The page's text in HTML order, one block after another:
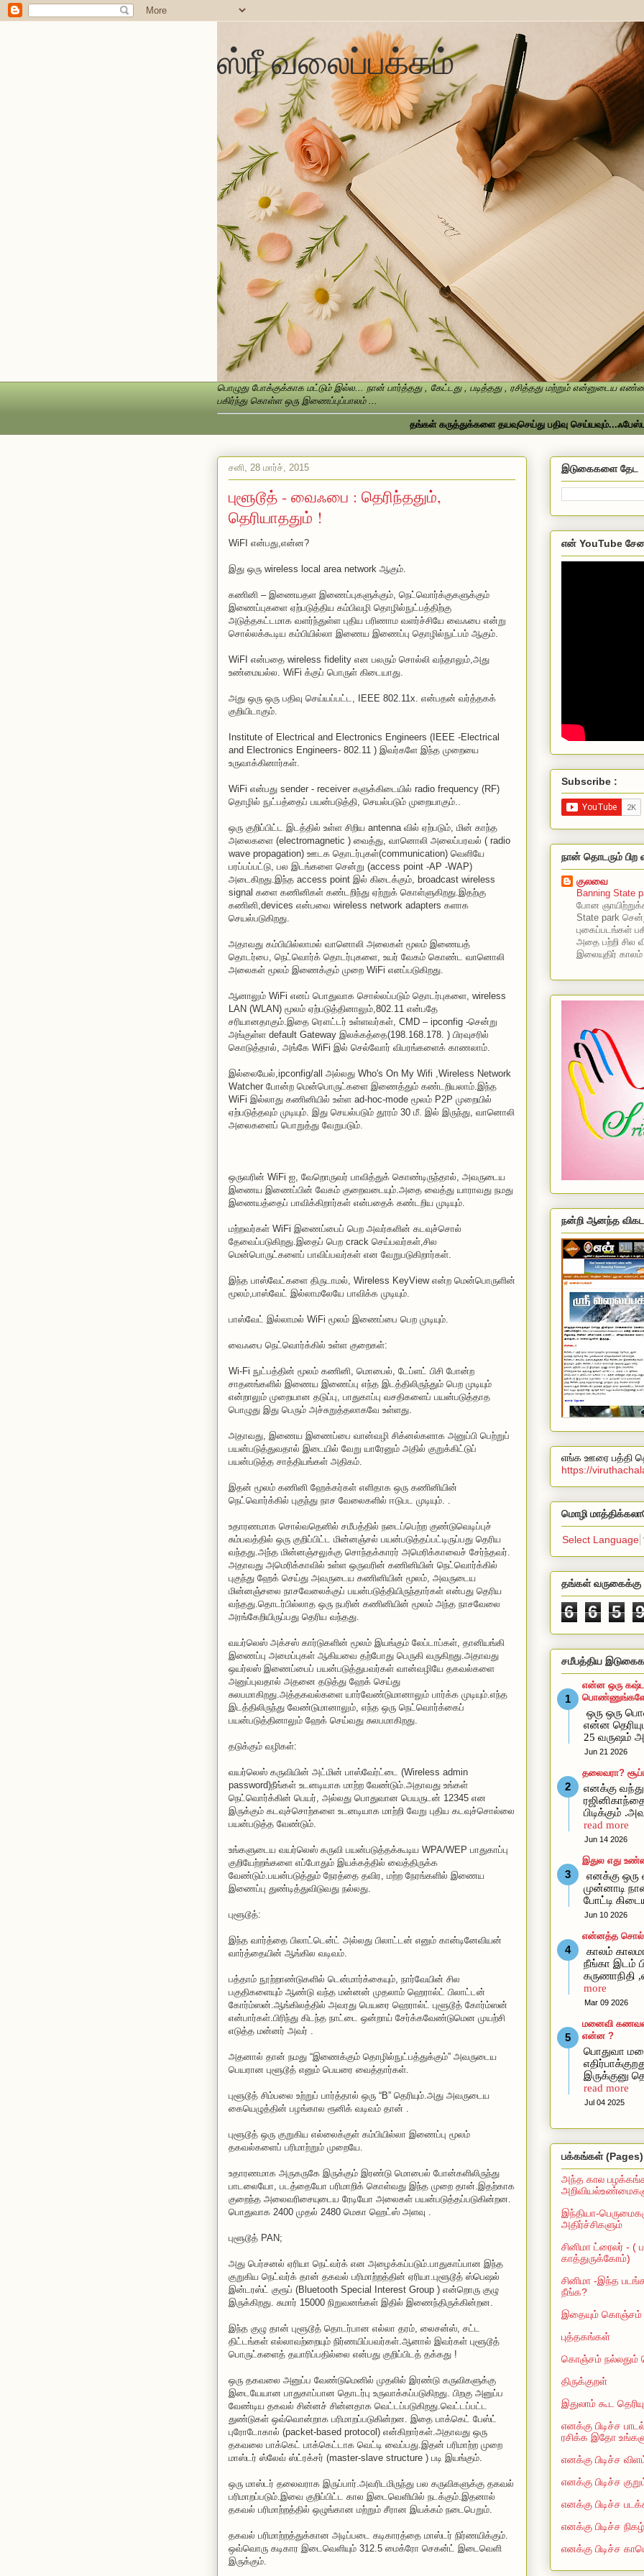
ஸ்ரீ வலைப்பக்கம்
பொழுது போக்குக்காக மட்டும் இல்ல... நான் பார்த்தது , கேட்டது , படித்தது , ரசித்தது மற்றும் என்னுடைய
பகிர்ந்து கொள்ள ஒரு இணைப்புப்பாலம் ...
தங்கள் கருத்துக்களை தயவுசெய்து பதிவு
சனி, 28 மார்ச், 2015
புளூடூத் - வைஃபை : தெரிந்ததும்,
தெரியாததும் !
WiFI என்பது,என்ன?
இது ஒரு wireless local area network ஆகும்.
கணினி – இணையதள இணைப்புகளுக்கும், நெட்வொர்க்குகளுக்கும்
இணைப்புகளை ஏற்படுத்திய கம்பிவழி தொழில்நுட்பத்திற்கு
அடுத்தகட்டமாக வளர்ந்துள்ள புதிய பரிணாம வளர்ச்சியே வைஃபை என்று
சொல்லக்கூடிய கம்பியில்லா இணைய இணைப்பு தொழில்நுட்பம் ஆகும்.
WiFI என்பதை wireless fidelity என பலரும் சொல்லி வந்தாலும்,அது
உண்மையல்ல. WiFi க்குப் பொருள் கிடையாது.
அது ஒரு ஒரு பதிவு செய்யப்பட்ட, IEEE 802.11x. என்பதன் வர்த்தகக்
குறியிடாகும்.
Institute of Electrical and Electronics Engineers (IEEE -Electrical
and Electronics Engineers- 802.11 ) இவர்களே இந்த முறையை
உருவாக்கினார்கள்.
WiFi என்பது sender - receiver களுக்கிடையில் radio frequency (RF)
தொழில் நுட்பத்தைப் பயன்படுத்தி, செயல்படும் முறையாகும்..
ஒரு குறிப்பிட்ட இடத்தில் உள்ள சிறிய antenna வில் ஏற்படும், மின் காந்த
அலைகளை (electromagnetic ) வைத்து, வானொலி அலைப்பரவல் ( radio
wave propagation) ஊடக தொடர்புகள்(communication) வெளியே
பரப்பப்பட்டு, பல இடங்களை சென்று (access point -AP -WAP)
அடைகிறது.இந்த access point இல் கிடைக்கும், broadcast wireless
signal களை கணினிகள் கண்டறிந்து ஏற்றுக் கொள்ளுகிறது.இதற்கு
கணினி,devices என்பவை wireless network adapters களாக
செயல்படுகிறது.
அதாவது கம்பியில்லாமல் வானொலி அலைகள் மூலம் இணையத்
தொடர்பை, நெட்வொர்க் தொடர்புகளை, உயர் வேகம் கொண்ட வானொலி
அலைகள் மூலம் இணைக்கும் முறை WiFi எனப்படுகிறது.
ஆனாலும் WiFi எனப் பொதுவாக சொல்லப்படும் தொடர்புகளை, wireless
LAN (WLAN) மூலம் ஏற்படுத்தினாலும்,802.11 என்பதே
சரியானதாகும்.இதை ரௌட்டர் உள்ளவர்கள், CMD – ipconfig -சென்று
அங்குள்ள default Gateway இலக்கத்தை(198.168.178. ) பிரவுசரில்
கொடுத்தால், அங்கே WiFi இல் செல்வோர் விபரங்களைக் காணலாம்.
இல்லையேல்,ipconfig/all அல்லது Who's On My Wifi ,Wireless Network
Watcher போன்ற மென்பொருட்களை இணைத்தும் கண்டறியலாம்.இந்த
WiFi இல்லாது கணினியில் உள்ள ad-hoc-mode மூலம் P2P முறையில்
ஏற்படுத்தவும் முடியும். இது செயல்படும் தூரம் 30 மீ. இல் இருந்து, வானொலி
அலைகளைப் பொறுத்து வேறுபடும்.
ஒருவரின் WiFi ஐ, வேறொருவர் பாவித்துக் கொண்டிருந்தால், அவருடைய
இணைய இணைப்பின் வேகம் குறைவடையும்.அதை வைத்து யாராவது நமது
இணையத்தைப் பாவிக்கிறார்கள் என்பதைக் கண்டறிய முடியும்.
மற்றவர்கள் WiFi இணைப்பைப் பெற அவர்களின் கடவுச்சொல்
தேவைப்படுகிறது.இதைப் பெற crack செய்பவர்கள்,சில
மென்பொருட்களைப் பாவிப்பவர்கள் என வேறுபடுகிறார்கள்.
இந்த பாஸ்வேட்களை திருடாமல், Wireless KeyView என்ற மென்பொருளின்
மூலம்,பாஸ்வேட் இல்லாமலேயே பாவிக்க முடியும்.
பாஸ்வேட் இல்லாமல் WiFi மூலம் இணைப்பை பெற முடியும்.
வைஃபை நெட்வொர்க்கில் உள்ள குறைகள்:
Wi-Fi நுட்பத்தின் மூலம் கணினி, மொபைல், டேப்ளட் பிசி போன்ற
சாதனங்களில் இணைய இணைப்பு எந்த இடத்திலிருந்தும் பெற முடியும்
என்றாலும் முறையான தடுப்பு, பாதுகாப்பு வசதிகளைப் பயன்படுத்தாத
பொழுது இது பெரும் அச்சுறுத்தலாகவே உள்ளது.
அதாவது, இணைய இணைப்பை வான்வழி சிக்னல்களாக அனுப்பி பெற்றுப்
பயன்படுத்துவதால் இடையில் வேறு யாரேனும் அதில் குறுக்கிட்டுப்
பயன்படுத்த சாத்தியங்கள் அதிகம்.
இதன் மூலம் கணினி ஹேக்கர்கள் எளிதாக ஒரு கணினியின்
நெட்வொர்க்கில் புகுந்து நாச வேலைகளில் ஈடுபட முடியும். .
உதாரணமாக சொல்வதெனில் சமீபத்தில் நடைப்பெற்ற குண்டுவெடிப்புச்
சும்பவத்தில் ஒரு குறிப்பிட்ட மின்னஞ்சல் பயன்படுத்தப்பட்டிருப்பது தெரிய
வந்தது.அந்த மின்னஞ்சலுக்கு சொந்தக்காரர் அமெரிக்காவைச் சேர்ந்தவர்.
அதாவது அமெரிக்காவில் உள்ள ஒருவரின் கணினியின் நெட்வொர்க்கில்
புகுந்து ஹேக் செய்து அவருடைய கணினியின் மூலம், அவருடைய
மின்னஞ்சலை நாசவேலைக்குப் பயன்படுத்தியிருந்தார்கள் என்பது தெரிய
வந்தது.தொடர்பில்லாத ஒரு நபரின் கணினியின் மூலம் அந்த நாசவேலை
அரங்கேறியிருப்பது தெரிய வந்தது.
வயர்லெஸ் அக்சஸ் கார்டுகளின் மூலம் இயங்கும் லேப்டாப்கள், தானியங்கி
இணைப்பு அமைப்புகள் ஆகியவை தற்போது பெருகி வருகிறது.அதாவது
ஒயர்லஸ் இணைப்பைப் பயன்படுத்துபவர்கள் வான்வழியே தகவல்களை
அனுப்புவதால் அதனை தடுத்து ஹேக் செய்து
சுலபமாகிறது.அத்தகவல்களை யார்வேண்டுமானாலும் பார்க்க முடியும்.எந்த
இடத்திலிருந்து வேண்டுமானாலும், எந்த ஒரு நெட்வொர்க்கைப்
பயன்படுத்தினாலும் ஹேக் செய்வது சுலபமாகிறது.
தடுக்கும் வழிகள்:
வயர்லெஸ் கருவியின் அட்மின் பாஸ்வேர்ட்டை (Wireless admin
password)நீங்கள் உடனடியாக மாற்ற வேண்டும்.அதாவது உங்கள்
நெட்வொர்க்கின் பெயர், அல்லது பொதுவான பெயருடன் 12345 என
இருக்கும் கடவுச்சொற்களை உடனடியாக மாற்றி வேறு புதிய கடவுச்சொல்லை
பயன்படுத்த வேண்டும்.
உங்களுடைய வயர்லெஸ் கருவி பயன்படுத்தக்கூடிய WPA/WEP பாதுகாப்பு
குறியேற்றங்களை எப்போதும் இயக்கத்தில் வைத்திருக்க
வேண்டும்.பயன்படுத்தும் நேரத்தை தவிர, மற்ற நேரங்களில் இணைய
இணைப்பு துண்டித்துவிடுவது நல்லது.
புளூடூத்:
இந்த வார்த்தை பிலாட்டென்ட் அல்லது பிலாட்டன் எனும் கான்டினேவியன்
வார்த்தையின் ஆங்கில வடிவம்.
பத்தாம் நூற்றாண்டுகளில் டென்மார்க்கையும், நார்வேயின் சில
பகுதிகளையும் ஆண்டு வந்த மன்னன் முதலாம் ஹெரால்ட் பிலாட்டன்
கோர்ம்ஸன்.ஆங்கிலத்தில் அவரது பெயரை ஹெரால்ட் புளூடூத் கோர்ம்ஸன்
என்பார்கள்.பிரிந்து கிடந்த நாட்டை ஒன்றாய் சேர்க்கவேண்டுமென முயற்சி
எடுத்த மன்னர் அவர் .
அதனால் தான் நமது “இணைக்கும் தொழில்நுட்பத்துக்கும்” அவருடைய
பெயரான புளூடூத் எனும் பெயரை வைத்தார்கள்.
புளூடூத் சிம்பலை உற்றுப் பார்த்தால் ஒரு “B” தெரியும்.அது அவருடைய
கையெழுத்தின் பழங்கால ரூனிக் வடிவம் தான் .
புளூடூத் ஒரு குறுகிய எல்லைக்குள் கம்பியில்லா இணைப்பு மூலம்
தகவல்களைப் பரிமாற்றும் முறையே.
உதாரணமாக அருகருகே இருக்கும் இரண்டு மொபைல் போன்களிலிருந்து
பாடலையோ, படத்தையோ பரிமாறிக் கொள்வது இந்த முறை தான்.இதற்காக
குறைந்த அலைவரிசையுடைய ரேடியோ அலைகள் பயன்படுத்தப்படுகின்றன.
பொதுவாக 2400 முதல் 2480 மெகா ஹெட்ஸ் அளவு .
புளூடூத் PAN;
அது பெர்சனல் ஏரியா நெட்வர்க் என அழைக்கப்படும்.பாதுகாப்பான இந்த
குறுகிய நெட்வர்க் தான் தகவல் பரிமாற்றத்தின் ஏரியா.புளூடூத் ஸ்பெஷல்
இன்டரஸ்ட் குரூப் (Bluetooth Special Interest Group ) என்றொரு குழு
இருக்கிறது. சுமார் 15000 நிறுவனங்கள் இதில் இணைந்திருக்கின்றன.
இந்த குழு தான் புளூடூத் தொடர்பான எல்லா தரம், லைசன்ஸ், சட்ட
திட்டங்கள் எல்லாவற்றையும் நிர்ணயிப்பவர்கள்.ஆனால் இவர்கள் புளூடூத்
பொருட்களைத் தயாரிப்பதில்லை என்பது குறிப்பிடத் தக்கது !
ஒரு தகவலை அனுப்ப வேண்டுமெனில் முதலில் இரண்டு கருவிகளுக்கு
இடையேயான பாதுகாப்பான தொடர்பு உருவாக்கப்படுகிறது. பிறகு அனுப்ப
வேண்டிய தகவல் சின்னச் சின்னதாக வெட்டப்படுகிறது.வெட்டப்பட்ட
துண்டுகள் ஒவ்வொன்றாக பரிமாறப்படுகின்றன. இதை பாக்கெட் பேஸ்ட்
புரோடோகால் (packet-based protocol) என்கிறார்கள்.அதாவது ஒரு
தகவலை பாக்கெட் பாக்கெட்டாக வெட்டி வைப்பது.இதன் பரிமாற்ற முறை
மாஸ்டர் ஸ்லேவ் ஸ்ட்ரக்சர் (master-slave structure ) படி இயங்கும்.
ஒரு மாஸ்டர் தலைவராக இருப்பார்.அவரிடமிருந்து பல கருவிகளுக்கு தகவல்
பரிமாறப்படும்.இவை குறிப்பிட்ட கால இடைவெளியில் நடக்கும்.இதனால்
தகவல் பரிமாற்றத்தில் ஒழுங்கான மற்றும் சீரான இயக்கம் நடைபெறும்.
தகவல் பரிமாற்றத்துக்கான அடிப்படை கடிகாரத்தை மாஸ்டர் நிர்ணயிக்கும்.
ஒவ்வொரு கடிகார இடைவெளியும் 312.5 மைக்ரோ செகன்ட் இடைவெளி
இருக்கும்.
இடுகைகளை தேட
என் YouTube
Subscribe :
நான் தொடரும் பிற
குலவை
Banning State
போன
State park
புகைப்படங்கள்
அதை பற்றி சில
இலையுதிர்
நன்றி ஆனந்த
எங்க ஊரை பத்தி
https://
மொழி
Select Language
தங்கள் வருகைக்கு
6 6 5 9
சமீபத்திய
என்ன ஒரு
ஒரு ஒரு
என்ன
25 வருஷம்
Jun 21 2026
தலைவரா?
எனக்கு
பிடிக்கும்
read more
Jun 14 2026
இதுல எது
எனக்கு ஒரு
முன்னாடி
போட்டி
Jun 10 2026
என்னத்த
காலம்
நீங்கா இடம்
கருணாநிதி
more
Mar 09 2026
மனைவி
என்ன ?
பொதுவா
இருக்குனு
read more
Jul 04 2025
பக்கங்கள் (Pages)
அந்த கால
இந்தியா-
அதிர்ச்சிகளும்
சினிமா ட்ரைலர் - (
காத்துருக்கோம்)
சினிமா -இந்த
நீங்க?
இதையும் கொஞ்சம்
புத்தகங்கள்
கொஞ்சம் நல்லதும்
திருக்குறள்
இதுலாம் கூட
எனக்கு பிடிச்ச
ரசிக்க இதோ
எனக்கு பிடிச்ச
எனக்கு பிடிச்ச
எனக்கு பிடிச்ச
எனக்கு பிடிச்ச
எனக்கு பிடிச்ச